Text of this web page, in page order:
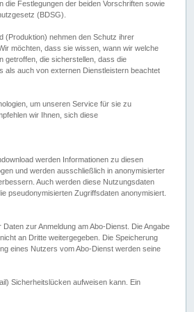
Festlegungen der beiden Vorschriften sowie
(BDSG).
(Produktion) nehmen den Schutz ihrer
möchten, dass sie wissen, wann wir welche
getroffen, die sicherstellen, dass die
als auch von externen Dienstleistern beachtet
um unseren Service für sie zu
wir Ihnen, sich diese
werden Informationen zu diesen
und werden ausschließlich in anonymisierter
Auch werden diese Nutzungsdaten
pseudonymisierten Zugriffsdaten anonymisiert.
zur Anmeldung am Abo-Dienst. Die Angabe
an Dritte weitergegeben. Die Speicherung
eines Nutzers vom Abo-Dienst werden seine
Sicherheitslücken aufweisen kann. Ein